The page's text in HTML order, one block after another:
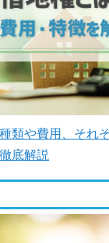
類や費用、それ
底解説